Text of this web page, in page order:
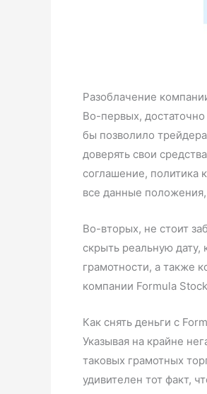
Разоблачение
Во-первых,
бы позволило
доверять свои
соглашение, политика
все данные
Во-вторых, не стоит
скрыть реальную дату,
грамотности, а также
компании Formula
Как снять деньги с
Указывая на крайне
таковых грамотных
удивителен тот факт,